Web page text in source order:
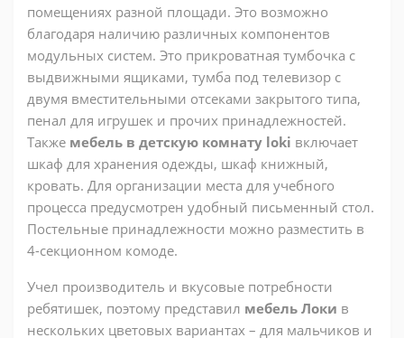
помещениях разной площади. Это возможно
благодаря наличию различных компонентов
модульных систем. Это прикроватная тумбочка с
выдвижными ящиками, тумба под телевизор с
двумя вместительными отсеками закрытого типа,
пенал для игрушек и прочих принадлежностей.
Также мебель в детскую комнату loki включает
шкаф для хранения одежды, шкаф книжный,
кровать. Для организации места для учебного
процесса предусмотрен удобный письменный стол.
Постельные принадлежности можно разместить в
4-секционном комоде.
Учел производитель и вкусовые потребности
ребятишек, поэтому представил мебель Локи в
нескольких цветовых вариантах – для мальчиков и